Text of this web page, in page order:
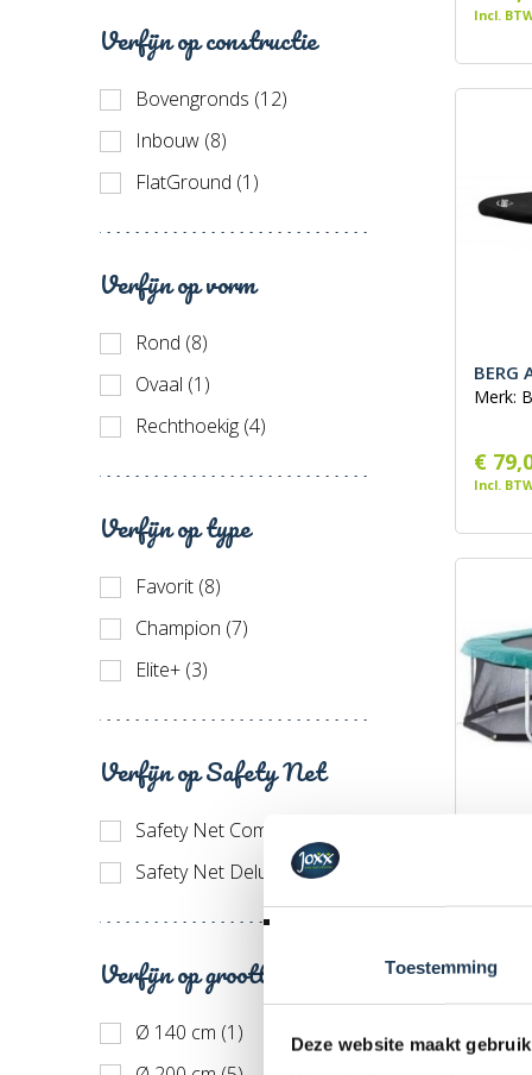
Toestemming
Deze website maakt
Verfijn op constructie
Bovengronds (12)
Inbouw (8)
FlatGround (1)
Verfijn op vorm
Rond (8)
Ovaal (1)
Rechthoekig (4)
Verfijn op type
Favorit (8)
Champion (7)
Elite+ (3)
Verfijn op Safety Net
Safety Net Comfort (2)
Safety Net Deluxe (1)
Verfijn op grootte
Ø 140 cm (1)
Incl.
Merk:
€
Incl.